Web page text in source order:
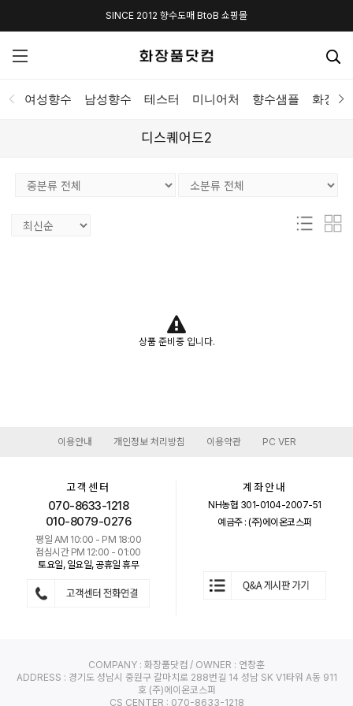
SINCE 2012 향수도매 BtoB 쇼핑몰
여성향수 남성향수 테스터 미니어처 향수샘플 화장품
디스퀘어드2
상품 준비중 입니다.
이용안내 개인정보 처리방침 이용약관 PC VER
고객센터
070-8633-1218
010-8079-0276
평일 AM 10:00 - PM 18:00
점심시간 PM 12:00 - 01:00
토요일, 일요일, 공휴일 휴무
계좌안내
NH농협 301-0104-2007-51
예금주 : (주)에이온코스퍼
COMPANY : 화장품닷컴 / OWNER : 연창훈
ADDRESS : 경기도 성남시 중원구 갈마치로 288번길 14 성남 SK V1타워 A동 911
호 (주)에이온코스퍼
CS CENTER : 070-8633-1218